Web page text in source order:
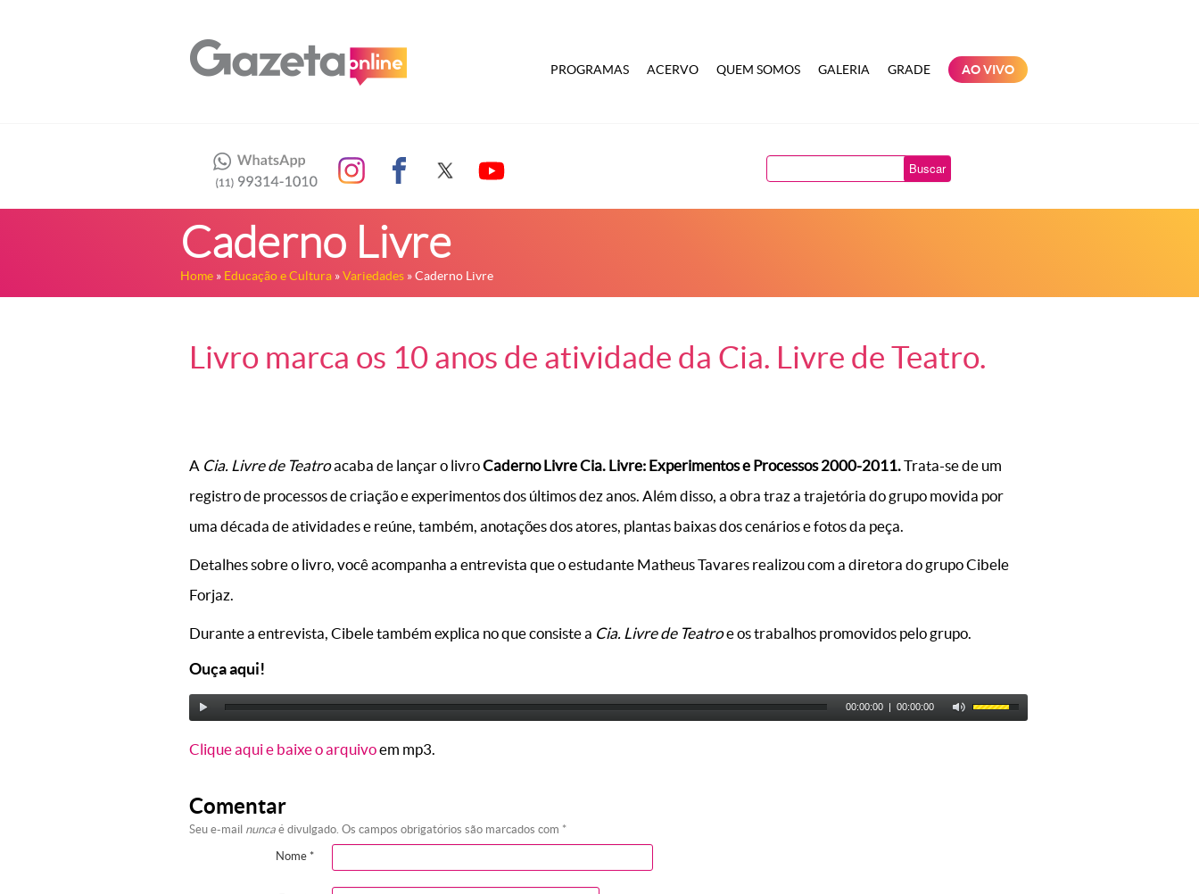
PROGRAMAS ACERVO QUEM SOMOS GALERIA GRADE AO VIVO
Buscar
Caderno Livre
Home » Educação e Cultura »Variedades » Caderno Livre
Livro marca os 10 anos de atividade da Cia. Livre de Teatro.
A Cia. Livre de Teatroacaba de lançar o livroCaderno Livre Cia. Livre: Experimentos e Processos 2000-2011.Trata-se de um
registro de processos de criação e experimentos dos últimos dez anos. Além disso, a obra traz a trajetória do grupo movida por
uma década de atividades e reúne, também, anotações dos atores, plantas baixas dos cenários e fotos da peça.
Detalhes sobre o livro, você acompanha a entrevista que o estudante Matheus Tavares realizou com a diretora do grupo Cibele
Forjaz.
Durante a entrevista, Cibele também explica no que consiste a Cia. Livre de Teatroe os trabalhos promovidos pelo grupo.
Ouça aqui!
00:00:00 | 00:00:00
Clique aqui e baixe o arquivoem mp3.
Comentar
Seu e-mail nunca é divulgado. Os campos obrigatórios são marcados com *
Nome *